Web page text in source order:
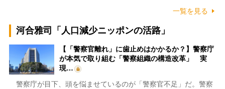
一覧を見る
河合雅司「人口減少ニッポンの活路」
【「警察官離れ」に歯止めはかかるか？】警察庁
が本気で取り組む「警察組織の構造改革」 実
現…
警察庁が目下、頭を悩ませているのが「警察官不足」だ。警察